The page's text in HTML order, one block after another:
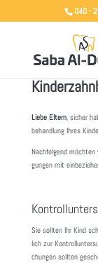
040 -
Liebe Eltern, sicher
be­hand­lung Ihres
Nach­fol­gend
gungen mit
Sie sollten Ihr Kind
lich zur
chungen sollten